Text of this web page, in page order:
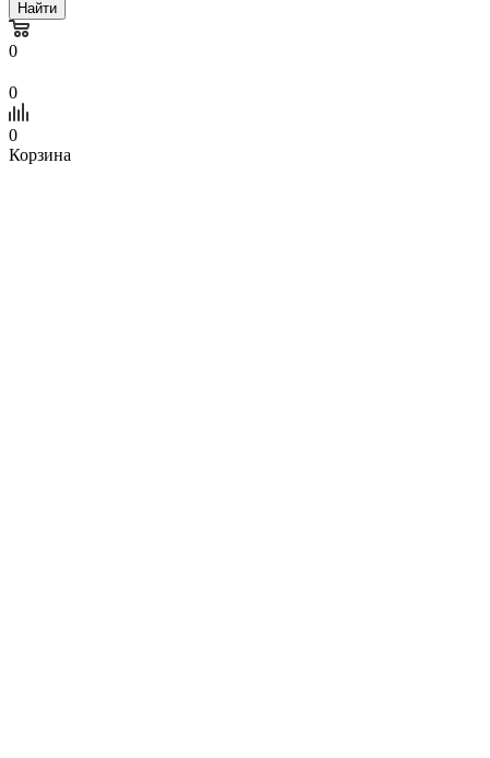
Найти
0
0
0
Корзина